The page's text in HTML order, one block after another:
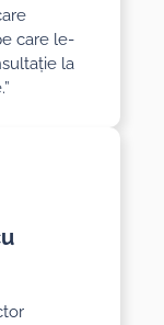
care le-
la